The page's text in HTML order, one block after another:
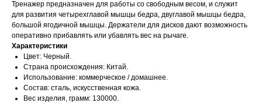
Тренажер предназначен для работы со свободным весом, и служит
для развития четырехглавой мышцы бедра, двуглавой мышцы бедра,
большой ягодичной мышцы. Держатели для дисков дают возможность
оперативно прибавлять или убавлять вес на рычаге.
Характеристики
Цвет: Черный.
Страна происхождения: Китай.
Использование: коммерческое / домашнее.
Состав: сталь, искусственная кожа.
Вес изделия, грамм: 130000.